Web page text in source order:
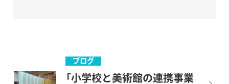
ブログ
「小学校と美術館の連携事業